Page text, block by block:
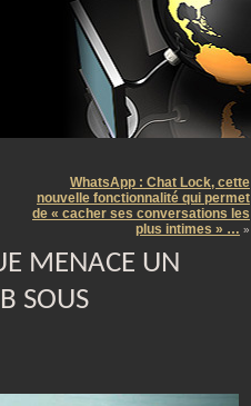
WhatsApp : Chat Lock, cette
nouvelle fonctionnalité qui permet
de « cacher ses conversations les
plus intimes » … »
MENACE UN
SOUS